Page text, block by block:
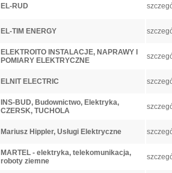
EL-RUD
EL-TIM ENERGY
ELEKTROITO INSTALACJE, NAPRAWY I
POMIARY ELEKTRYCZNE
ELNIT ELECTRIC
INS-BUD, Budownictwo, Elektryka,
CZERSK, TUCHOLA
Mariusz Hippler, Usługi Elektryczne
MARTEL - elektryka, telekomunikacja,
roboty ziemne